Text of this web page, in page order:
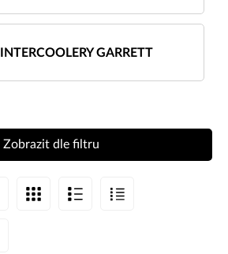
INTERCOOLERY GARRETT
Zobrazit dle filtru